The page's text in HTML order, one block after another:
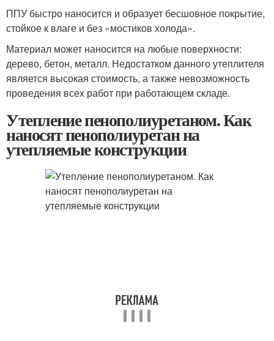
ППУ быстро наносится и образует бесшовное покрытие,
стойкое к влаге и без «мостиков холода».
Материал может наносится на любые поверхности:
дерево, бетон, металл. Недостатком данного утеплителя
является высокая стоимость, а также невозможность
проведения всех работ при работающем складе.
Утепление пенополиуретаном. Как
наносят пенополиуретан на
утепляемые конструкции